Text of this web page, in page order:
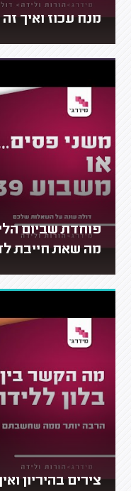
מנח עכוז ואיך
פוחדת שביום
מה שאת חייבת
צירים בהיריון